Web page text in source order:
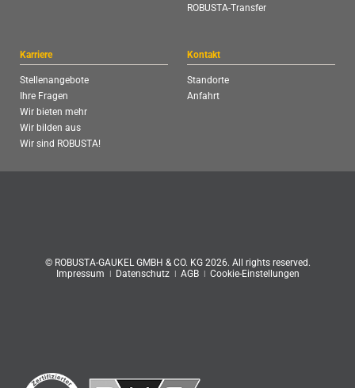
ROBUSTA-Transfer
Karriere
Stellenangebote
Ihre Fragen
Wir bieten mehr
Wir bilden aus
Wir sind ROBUSTA!
Kontakt
Standorte
Anfahrt
© ROBUSTA-GAUKEL GMBH & CO. KG 2026. All rights reserved.
Impressum ǀ Datenschutzǀ AGBǀ Cookie-Einstellungen